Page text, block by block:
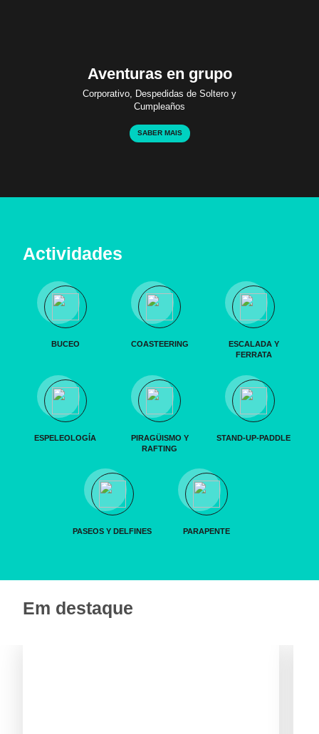
Aventuras en grupo
Corporativo, Despedidas de Soltero y
Cumpleaños
SABER MAIS
Actividades
BUCEO COASTEERING
ESCALADA Y
FERRATA
ESPELEOLOGÍA
PIRAGÜISMO Y
RAFTING
STAND-UP-PADDLE
PASEOS Y DELFINES PARAPENTE
Em destaque